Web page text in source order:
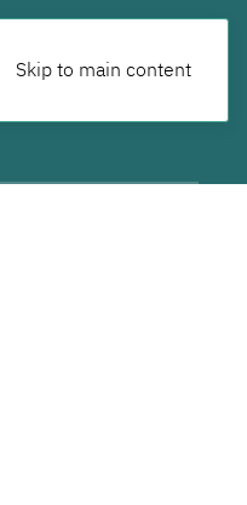
Skip to main content